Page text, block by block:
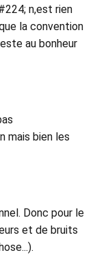
n,est rien
la convention
au bonheur
mais bien les
Donc pour le
et de bruits